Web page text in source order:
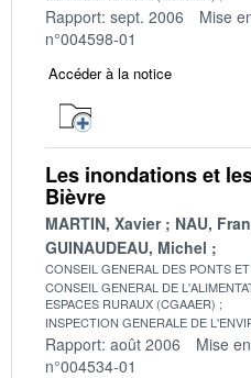
Rapport: sept. 2006 Mise
n°004598-01
Accéder à la notice
Les inondations et
Bièvre
MARTIN, Xavier
NAU,
GUINAUDEAU, Michel
CONSEIL GENERAL DES PONTS
CONSEIL GENERAL DE
ESPACES RURAUX (CGAAER)
INSPECTION GENERALE DE
Rapport: août 2006 Mise
n°004534-01